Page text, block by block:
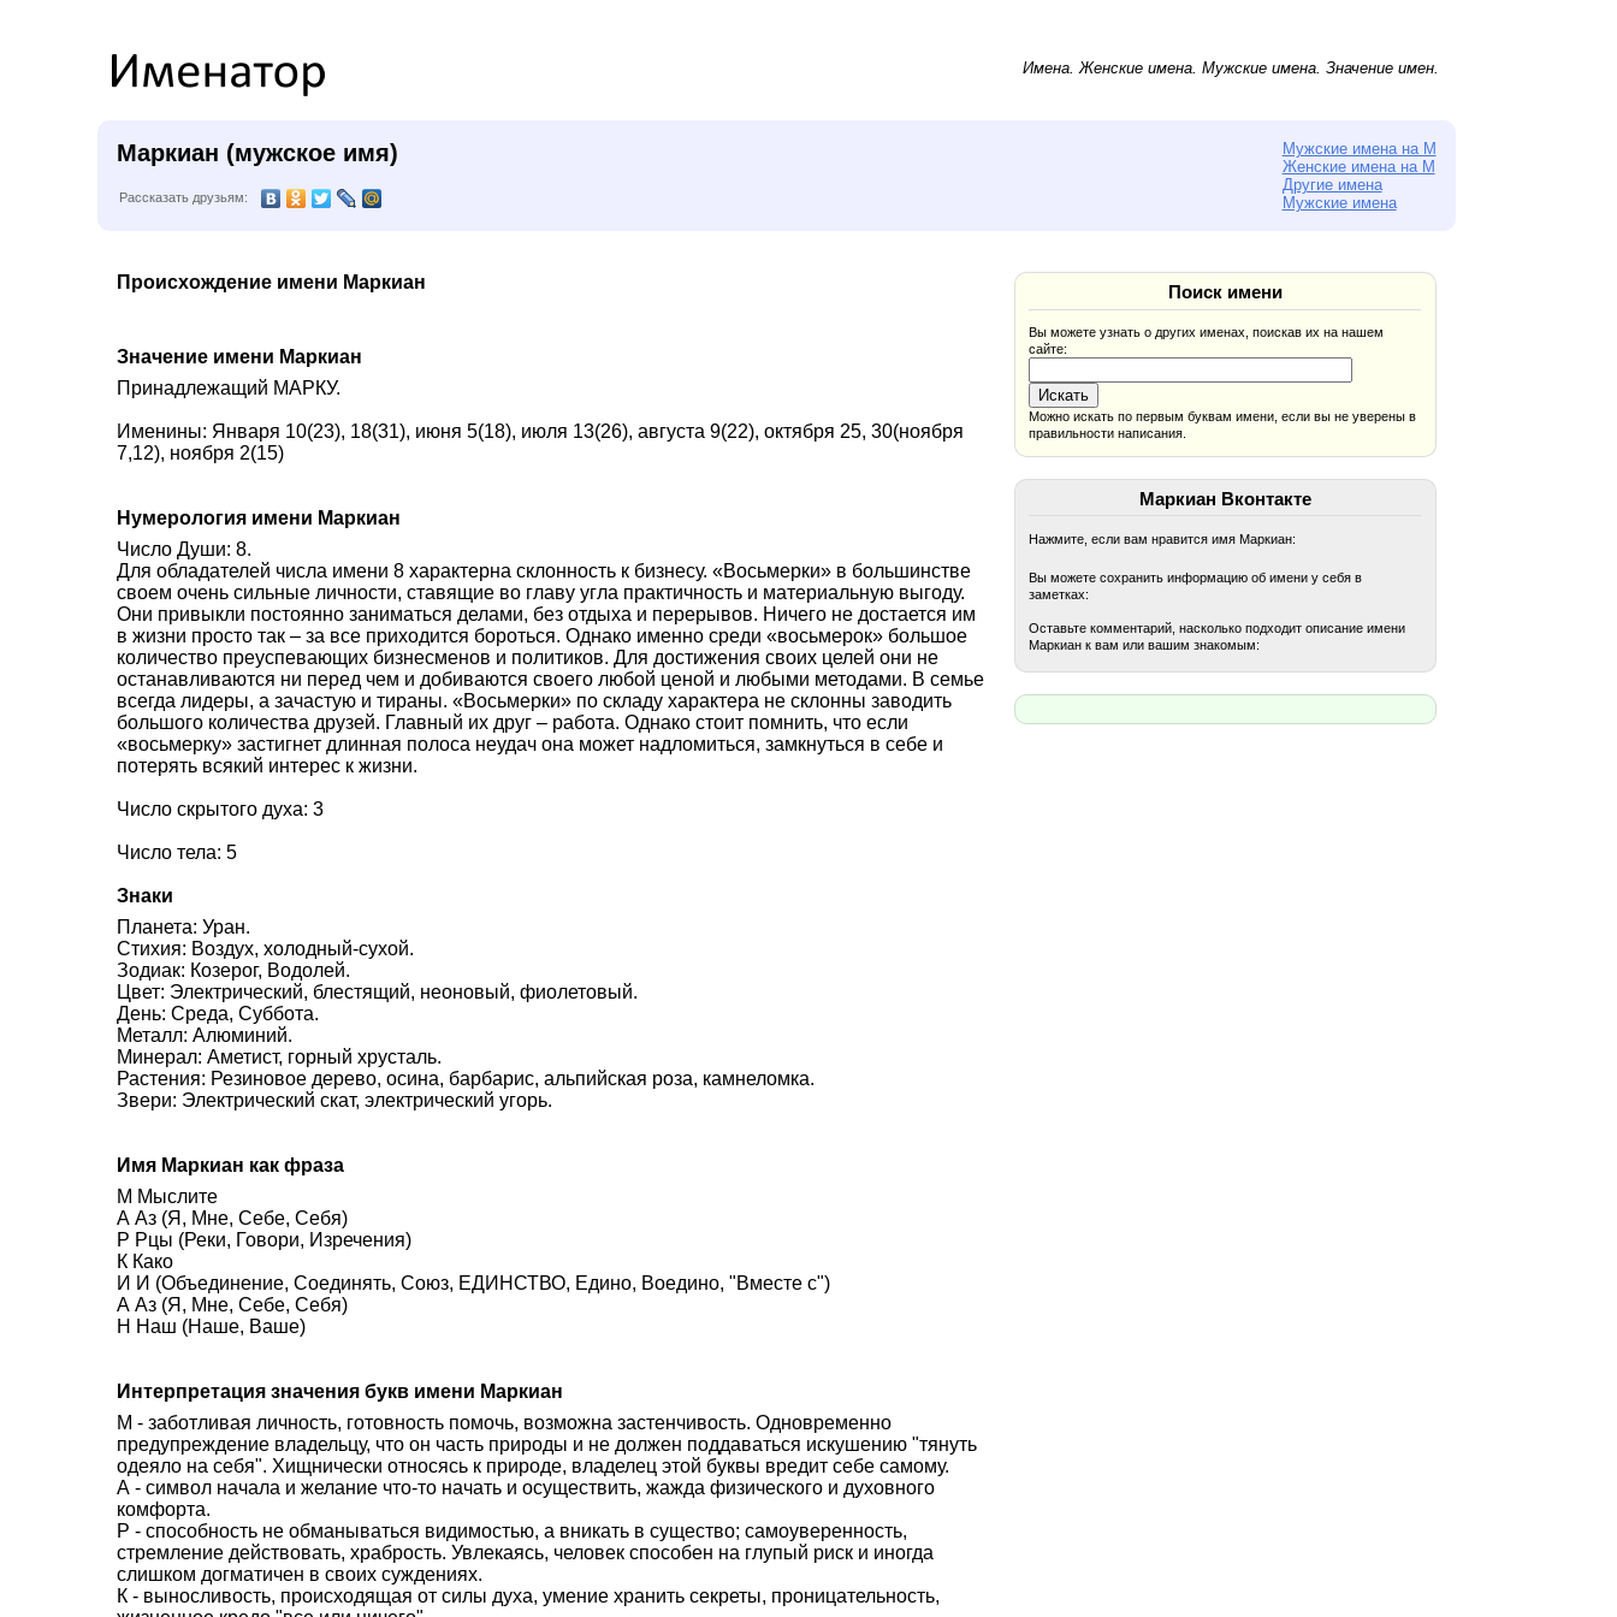
Имена.Женские имена.Мужские имена. Значение имен.
Маркиан (мужское имя)
Мужские имена на М
Женские имена на М
Другие имена
Мужские имена
Рассказать друзьям:
Происхождение имени Маркиан
Значение имени Маркиан
Принадлежащий МАРКУ.
Именины: Января 10(23), 18(31), июня 5(18), июля 13(26), августа 9(22), октября 25, 30(ноября
7,12), ноября 2(15)
Нумерология имени Маркиан
Число Души: 8.
Для обладателей числа имени 8 характерна склонность к бизнесу. «Восьмерки» в большинстве
своем очень сильные личности, ставящие во главу угла практичность и материальную выгоду.
Они привыкли постоянно заниматься делами, без отдыха и перерывов. Ничего не достается им
в жизни просто так – за все приходится бороться. Однако именно среди «восьмерок» большое
количество преуспевающих бизнесменов и политиков. Для достижения своих целей они не
останавливаются ни перед чем и добиваются своего любой ценой и любыми методами. В семье
всегда лидеры, а зачастую и тираны. «Восьмерки» по складу характера не склонны заводить
большого количества друзей. Главный их друг – работа. Однако стоит помнить, что если
«восьмерку» застигнет длинная полоса неудач она может надломиться, замкнуться в себе и
потерять всякий интерес к жизни.
Число скрытого духа: 3
Число тела: 5
Знаки
Планета: Уран.
Стихия: Воздух, холодный-сухой.
Зодиак: Козерог, Водолей.
Цвет: Электрический, блестящий, неоновый, фиолетовый.
День: Среда, Суббота.
Металл: Алюминий.
Минерал: Аметист, горный хрусталь.
Растения: Резиновое дерево, осина, барбарис, альпийская роза, камнеломка.
Звери: Электрический скат, электрический угорь.
Имя Маркиан как фраза
М Мыслите
А Аз (Я, Мне, Себе, Себя)
Р Рцы (Реки, Говори, Изречения)
К Како
И И (Объединение, Соединять, Союз, ЕДИНСТВО, Едино, Воедино, "Вместе с")
А Аз (Я, Мне, Себе, Себя)
Н Наш (Наше, Ваше)
Интерпретация значения букв имени Маркиан
М - заботливая личность, готовность помочь, возможна застенчивость. Одновременно
предупреждение владельцу, что он часть природы и не должен поддаваться искушению "тянуть
одеяло на себя". Хищнически относясь к природе, владелец этой буквы вредит себе самому.
А - символ начала и желание что-то начать и осуществить, жажда физического и духовного
комфорта.
Р - способность не обманываться видимостью, а вникать в существо; самоуверенность,
стремление действовать, храбрость. Увлекаясь, человек способен на глупый риск и иногда
слишком догматичен в своих суждениях.
К - выносливость, происходящая от силы духа, умение хранить секреты, проницательность,
Поиск имени
Вы можете узнать о других именах, поискав их на нашем
сайте:
Можно искать по первым буквам имени, если вы не уверены в
правильности написания.
Маркиан Вконтакте
Нажмите, если вам нравится имя Маркиан:
Вы можете сохранить информацию об имени у себя в
заметках:
Оставьте комментарий, насколько подходит описание имени
Маркиан к вам или вашим знакомым: